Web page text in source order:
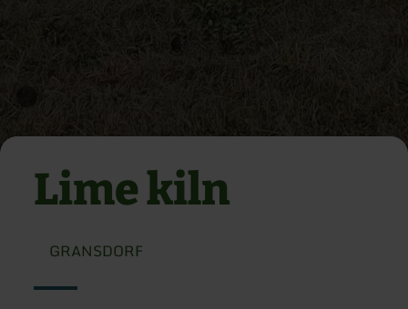
Lime kiln
GRANSDORF